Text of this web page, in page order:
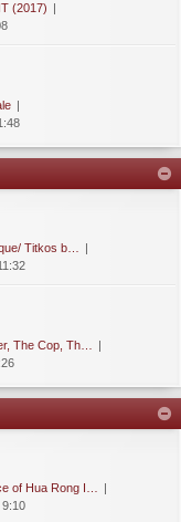
(2017)
Titkos b…
The Cop, Th…
of Hua Rong I…
9:10